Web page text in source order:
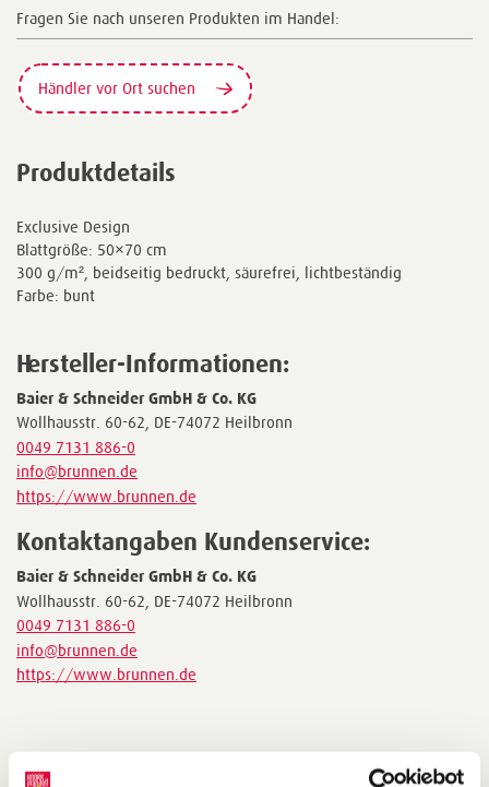
Fragen Sie nach unseren Produkten im Handel:
Händler vor Ort suchen
Produktdetails
Exclusive Design
Blattgröße: 50×70 cm
300 g/m², beidseitig bedruckt, säurefrei, lichtbeständig
Farbe: bunt
Hersteller-Informationen:
Baier & Schneider GmbH & Co. KG
Wollhausstr. 60-62, DE-74072 Heilbronn
0049 7131 886-0
info@brunnen.de
https://www.brunnen.de
Kontaktangaben Kundenservice:
Baier & Schneider GmbH & Co. KG
Wollhausstr. 60-62, DE-74072 Heilbronn
0049 7131 886-0
info@brunnen.de
https://www.brunnen.de